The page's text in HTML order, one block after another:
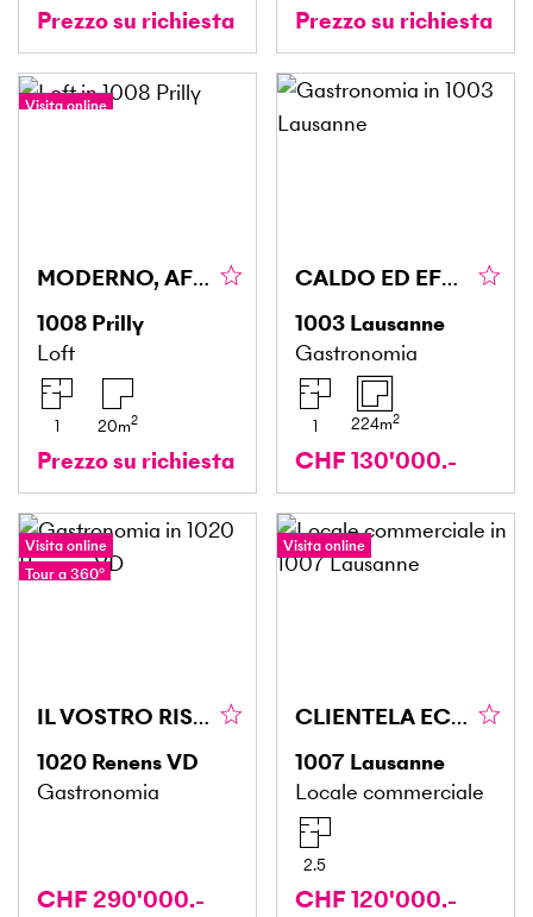
Prezzo su richiesta Prezzo su richiesta
Visita online
MODERNO, AFFITTATO E REDDITIZIO
1008 Prilly
Loft
1 20m2
Prezzo su richiesta
CALDO ED EFFICIENTE
1003 Lausanne
Gastronomia
1 224m2
CHF 130'000.-
Visita online
Tour a 360°
IL VOSTRO RISTORANTE IN UNA POSIZIONE STRATEGICA
1020 Renens VD
Gastronomia
CHF 290'000.-
Visita online
CLIENTELA ECCEZIONALE, BUONA REDDITIVITÀ IN PALIO
1007 Lausanne
Locale commerciale
2.5
CHF 120'000.-